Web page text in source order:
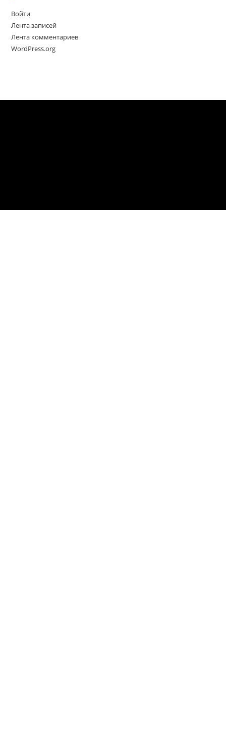
Войти
Лента записей
Лента комментариев
WordPress.org